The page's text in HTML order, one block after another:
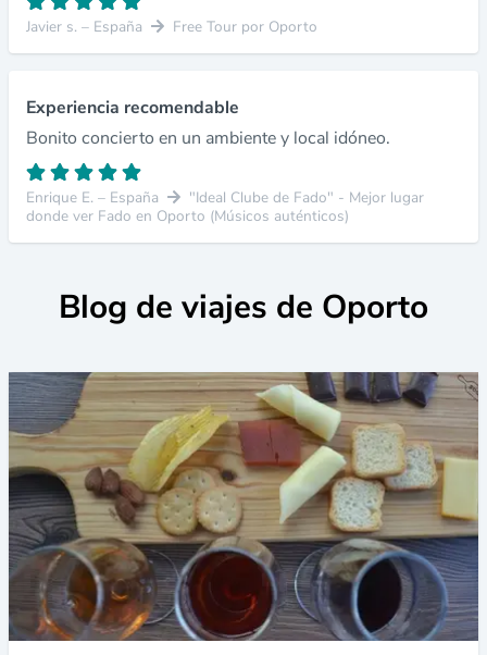
Javier s. – España Free Tour por Oporto
Experiencia recomendable
Bonito concierto en un ambiente y local idóneo.
Enrique E. – España
"Ideal Clube de Fado" - Mejor lugar
donde ver Fado en Oporto (Músicos auténticos)
Blog de viajes de Oporto